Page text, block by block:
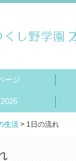
ージ
生活 1日の流れ